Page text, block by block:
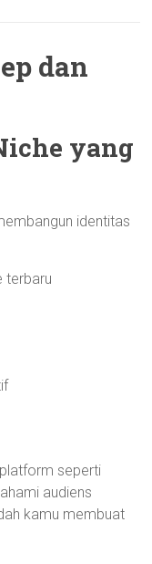
dan
yang
identitas
terbaru
seperti
audiens
kamu membuat